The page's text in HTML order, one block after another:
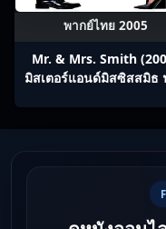
พากย์ไทย 2005
Mr. & Mrs. Smith
มิสเตอร์แอนด์มิสซิสสมิธ